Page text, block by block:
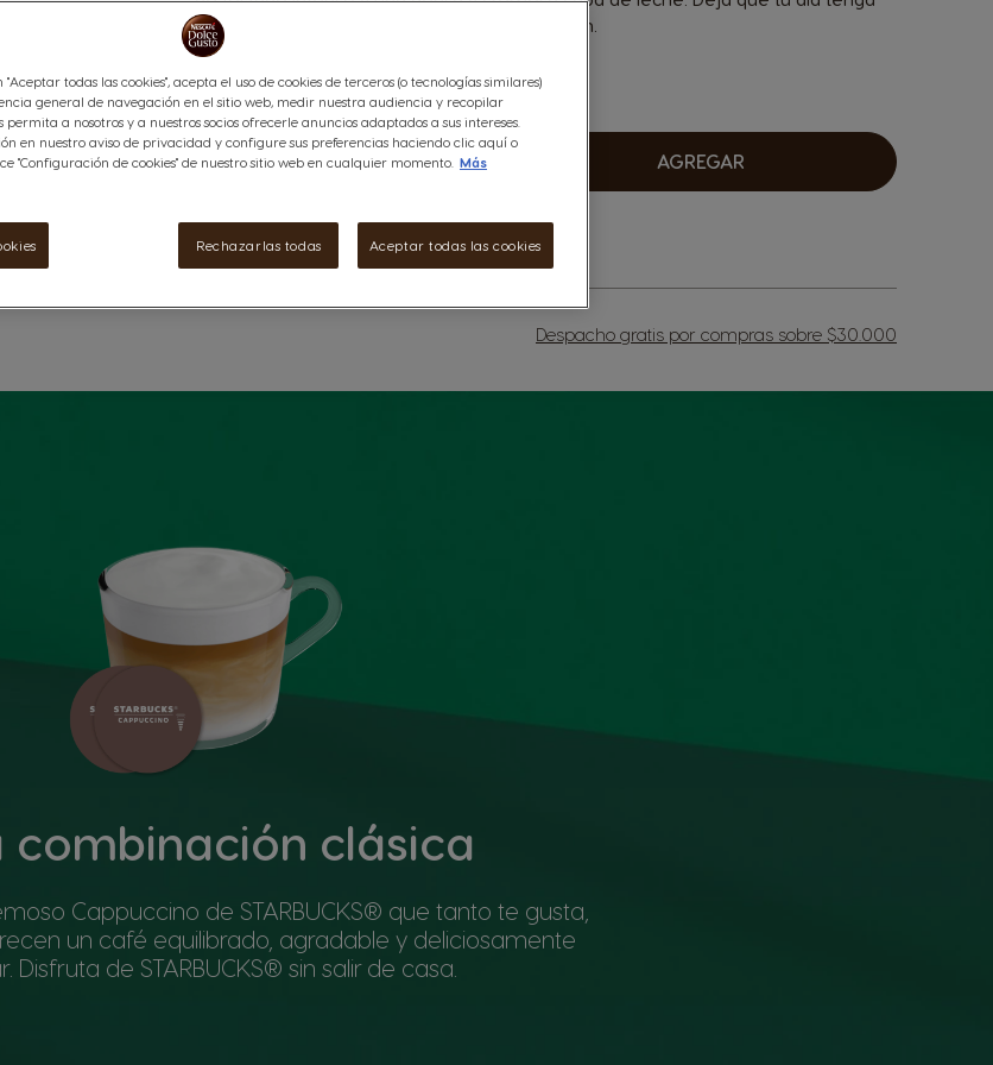
esos momentos de placer que tanto te gustan.
$8190
340 puntos
Disminuir
Cantidad Aumentar
AGREGAR
Despacho gratis por compras sobre $30.000
combinación clásica
Cappuccino de STARBUCKS® que tanto te gusta,
un café equilibrado, agradable y deliciosamente
Disfruta de STARBUCKS® sin salir de casa.
todas las cookies", acepta el uso de cookies de terceros (o tecnologías similares)
general de navegación en el sitio web, medir nuestra audiencia y recopilar
a nosotros y a nuestros socios ofrecerle anuncios adaptados a sus intereses.
en nuestro aviso de privacidad y configure sus preferencias haciendo clic aquí o
"Configuración de cookies" de nuestro sitio web en cualquier momento. Más
Rechazarlas todas Aceptar todas las cookies